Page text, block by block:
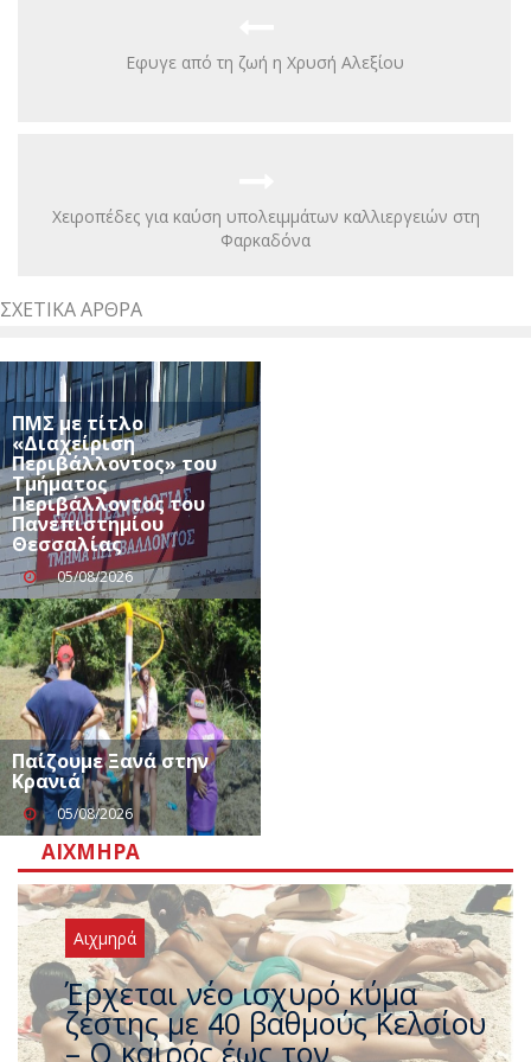
Εφυγε από τη ζωή η Χρυσή Αλεξίου
Χειροπέδες για καύση υπολειμμάτων καλλιεργειών στη
Φαρκαδόνα
ΣΧΕΤΙΚΆ ΆΡΘΡΑ
ΠΜΣ με τίτλο
«Διαχείριση
Περιβάλλοντος» του
Τμήματος
Περιβάλλοντος του
Πανεπιστημίου
Θεσσαλίας
05/08/2026
Παίζουμε Ξανά στην
Κρανιά
05/08/2026
ΑΙΧΜΗΡΆ
Αιχμηρά
Άφαντος ο Τσίπρας… την ώρα
που η χώρα καίγεται